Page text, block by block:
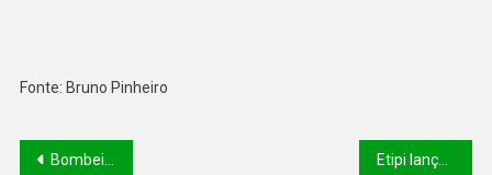
Fonte: Bruno Pinheiro
Bombeiros do Piauí participam de lançamento de programa nacional de atendimento a desastres em Brasília